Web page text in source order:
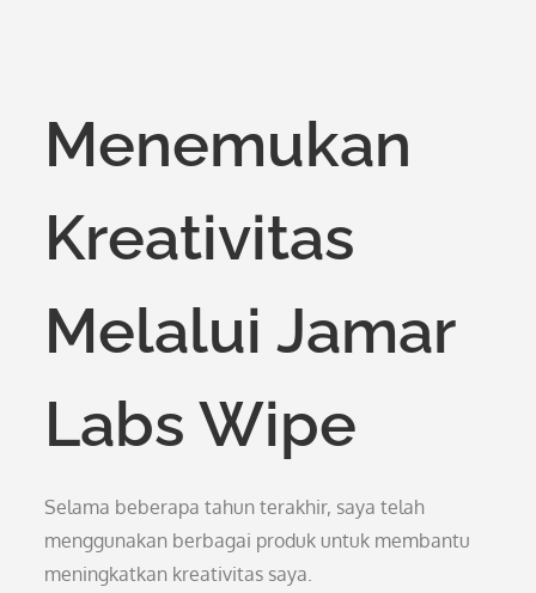
Menemukan
Kreativitas
Melalui Jamar
Labs Wipe
Selama beberapa tahun terakhir, saya telah
menggunakan berbagai produk untuk membantu
meningkatkan kreativitas saya.